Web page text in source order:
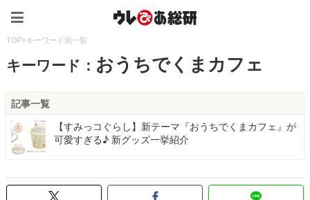
TOP>キーワード別一覧
キーワード： おうちでくまカフェ
記事一覧
【すみっコぐらし】新テーマ『おうちでくまカフェ』が
可愛すぎる♪ 新グッズ一挙紹介